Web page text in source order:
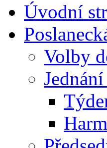
Úvodní
Volby
Jednání